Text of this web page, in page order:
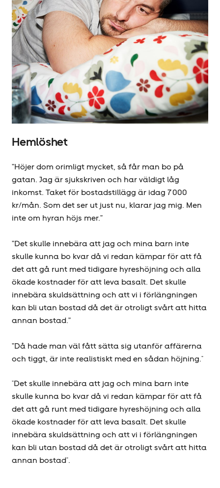
Hemlöshet
”Höjer dom orimligt mycket, så får man bo på
gatan. Jag är sjukskriven och har väldigt låg
inkomst. Taket för bostadstillägg är idag 7 000
kr/mån. Som det ser ut just nu, klarar jag mig. Men
inte om hyran höjs mer.”
”Det skulle innebära att jag och mina barn inte
skulle kunna bo kvar då vi redan kämpar för att få
det att gå runt med tidigare hyres­höjning och alla
ökade kostnader för att leva basalt. Det skulle
innebära skuldsättning och att vi i förlängningen
kan bli utan bostad då det är otroligt svårt att hitta
annan bostad.”
”Då hade man väl fått sätta sig utanför affärerna
och tiggt, är inte realistiskt med en sådan höjning."
"Det skulle innebära att jag och mina barn inte
skulle kunna bo kvar då vi redan kämpar för att få
det att gå runt med tidigare hyreshöjning och alla
ökade kostnader för att leva basalt. Det skulle
innebära skuldsättning och att vi i förlängningen
kan bli utan bostad då det är otroligt svårt att hitta
annan bostad".